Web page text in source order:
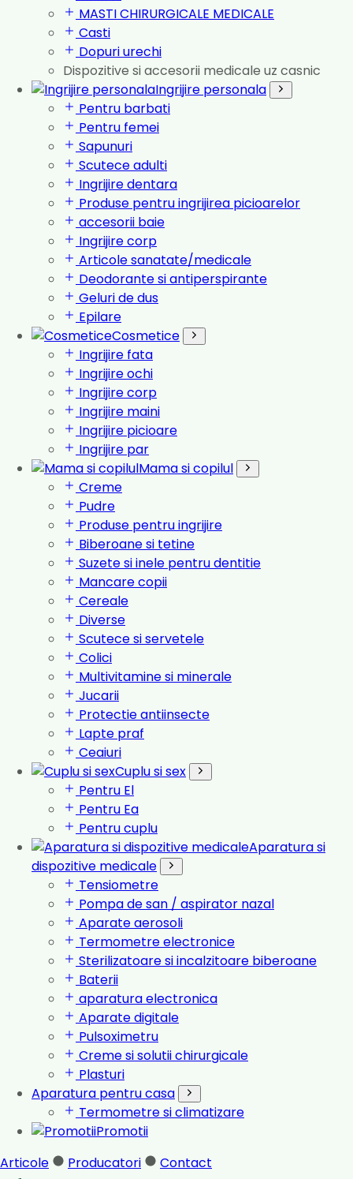
MASTI CHIRURGICALE MEDICALE
Casti
Dopuri urechi
Dispozitive si accesorii medicale uz casnic
Ingrijire personala
Pentru barbati
Pentru femei
Sapunuri
Scutece adulti
Ingrijire dentara
Produse pentru ingrijirea picioarelor
accesorii baie
Ingrijire corp
Articole sanatate/medicale
Deodorante si antiperspirante
Geluri de dus
Epilare
Cosmetice
Ingrijire fata
Ingrijire ochi
Ingrijire corp
Ingrijire maini
Ingrijire picioare
Ingrijire par
Mama si copilul
Creme
Pudre
Produse pentru ingrijire
Biberoane si tetine
Suzete si inele pentru dentitie
Mancare copii
Cereale
Diverse
Scutece si servetele
Colici
Multivitamine si minerale
Jucarii
Protectie antiinsecte
Lapte praf
Ceaiuri
Cuplu si sex
Pentru El
Pentru Ea
Pentru cuplu
Aparatura si
dispozitive medicale
Tensiometre
Pompa de san / aspirator nazal
Aparate aerosoli
Termometre electronice
Sterilizatoare si incalzitoare biberoane
Baterii
aparatura electronica
Aparate digitale
Pulsoximetru
Creme si solutii chirurgicale
Plasturi
Aparatura pentru casa
Termometre si climatizare
Promotii
Articole
Producatori Contact